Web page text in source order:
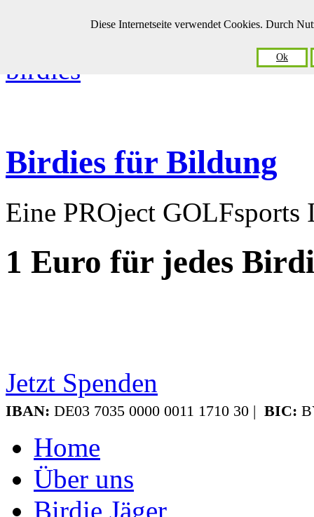
Birdies für Bildung
Eine PROject GOLFsports
1 Euro für jedes
Jetzt Spenden
IBAN: DE03 7035 0000 0011 1710 30 | BIC:
Home
Über uns
Birdie Jäger
Diese Internetseite verwendet Cookies. Durch
Ok